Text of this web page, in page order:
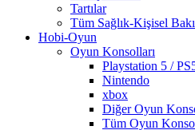
Tartılar
Tüm Sağlık-Kişisel
Hobi-Oyun
Oyun Konsolları
Playstation 5 /
Nintendo
xbox
Diğer Oyun
Tüm Oyun